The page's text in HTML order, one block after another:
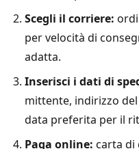
Scegli il corriere:
per velocità di
adatta.
Inserisci i dati di
mittente, indirizzo
data preferita per il
Paga online: carta di